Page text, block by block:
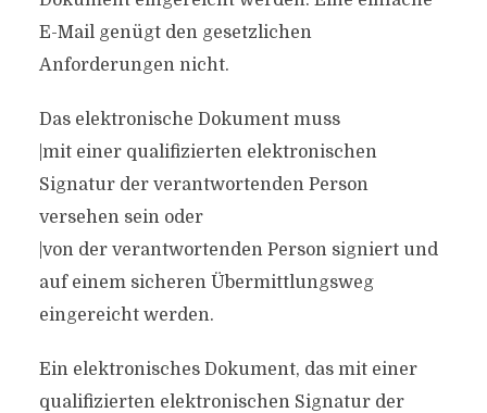
E-Mail genügt den gesetzlichen
Anforderungen nicht.
Das elektronische Dokument muss
|mit einer qualifizierten elektronischen
Signatur der verantwortenden Person
versehen sein oder
|von der verantwortenden Person signiert und
auf einem sicheren Übermittlungsweg
eingereicht werden.
Ein elektronisches Dokument, das mit einer
qualifizierten elektronischen Signatur der